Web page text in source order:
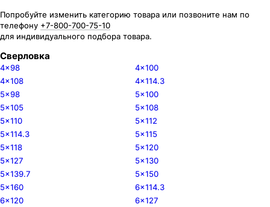
Попробуйте изменить категорию товара или позвоните нам по
телефону +7-800-700-75-10
для индивидуального подбора товара.
Сверловка
4x98
4x100
4x108
4x114.3
5x98
5x100
5x105
5x108
5x110
5x112
5x114.3
5x115
5x118
5x120
5x127
5x130
5x139.7
5x150
5x160
6x114.3
6x120
6x127